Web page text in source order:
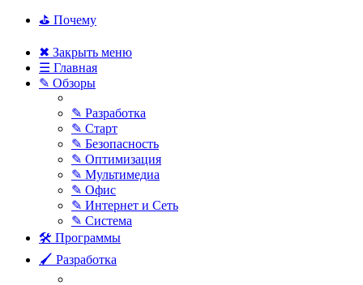
⛳ Почему
✖ Закрыть меню
☰ Главная
✎ Обзоры
✎ Разработка
✎ Старт
✎ Безопасность
✎ Оптимизация
✎ Мультимедиа
✎ Офис
✎ Интернет и Сеть
✎ Система
🛠 Программы
🖌 Разработка